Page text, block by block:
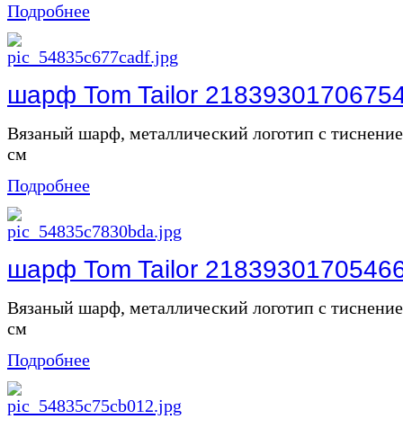
Подробнее
шарф Tom Tailor
Вязаный шарф, металлический логотип с
см
Подробнее
шарф Tom Tailor
Вязаный шарф, металлический логотип с
см
Подробнее